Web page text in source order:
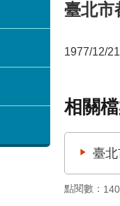
臺北市
1977/12/21
相關
臺
點閱數： 140